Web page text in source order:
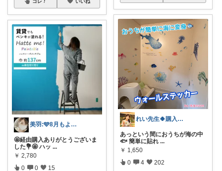
美羽:🩵8月もよろしくです🩵
🤩経由購入ありがとうございま
した💐🤩 ハッ ...
￥ 2,780
0 0 15
れい先生🍀購入に本当に感謝🙏💕
あっという間におうちが海の中
🐟 簡単に貼れ ...
￥ 1,650
0 4 202